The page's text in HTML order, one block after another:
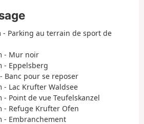
- Parking au terrain de sport de
- Mur noir
- Eppelsberg
Banc pour se reposer
- Lac Krufter Waldsee
- Point de vue Teufelskanzel
- Refuge Krufter Ofen
- Embranchement